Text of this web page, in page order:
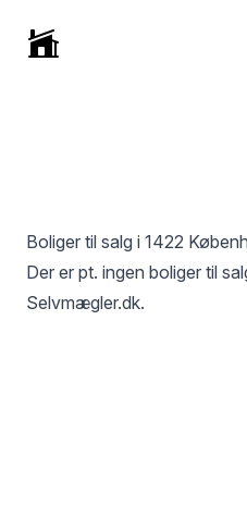
Selvmægler
Boliger til salg i 1422
Der er pt. ingen boliger til
Selvmægler.dk.